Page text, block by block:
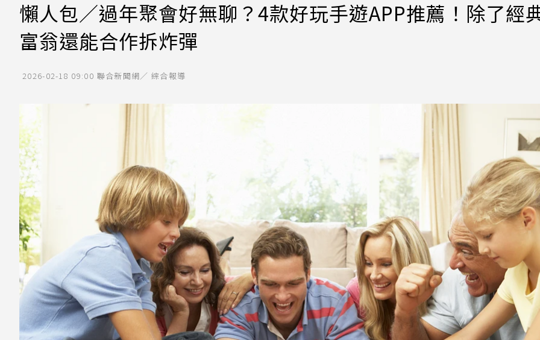
懶人包／過年聚會好無聊？4款好玩手遊APP推薦！除了經
富翁還能合作拆炸彈
2026-02-18 09:00 聯合新聞網／ 綜合報導